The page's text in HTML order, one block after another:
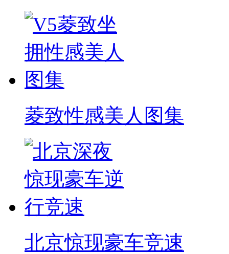
菱致性感美人图集
北京惊现豪车竞速